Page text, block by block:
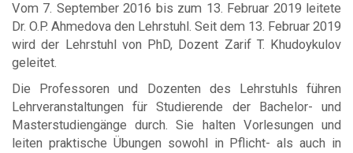
Vom 7. September 2016 bis zum 13. Februar 2019 leitete
Dr. O.P. Ahmedova den Lehrstuhl. Seit dem 13. Februar 2019
wird der Lehrstuhl von PhD, Dozent Zarif T. Khudoykulov
geleitet.
Die Professoren und Dozenten des Lehrstuhls führen
Lehrveranstaltungen für Studierende der Bachelor- und
Masterstudiengänge durch. Sie halten Vorlesungen und
leiten praktische Übungen sowohl in Pflicht- als auch in